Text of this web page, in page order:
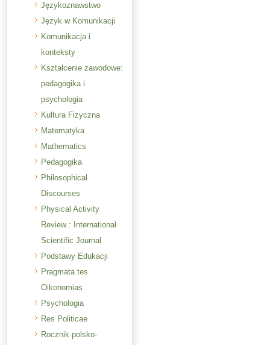
Językoznawstwo
Język w Komunikacji
Komunikacja i
konteksty
Kształcenie zawodowe:
pedagogika i
psychologia
Kultura Fizyczna
Matematyka
Mathematics
Pedagogika
Philosophical
Discourses
Physical Activity
Review : International
Scientific Journal
Podstawy Edukacji
Pragmata tes
Oikonomias
Psychologia
Res Politicae
Rocznik polsko-